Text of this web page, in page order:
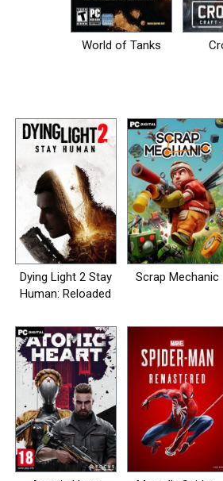
World of Tanks
Dying Light 2 Stay
Human: Reloaded
Scrap Mechanic